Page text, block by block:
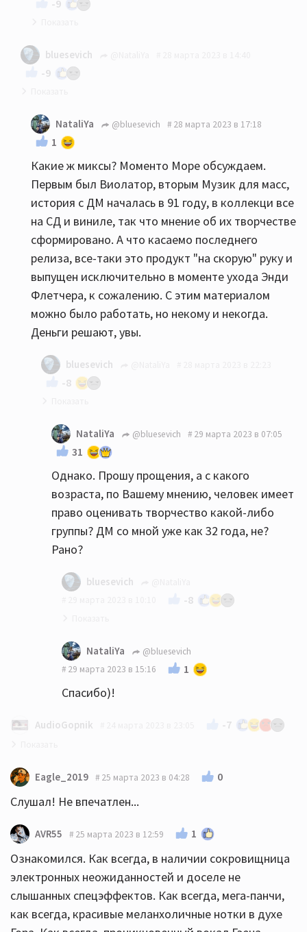
-9
Да и без Винса ДМ стал другим:)) У них так
всегда было - уходят люди и меняется стиль.
Подчас не в лучшую сторону.
bluesevich
-9
Ну если слушать ДМ в "миксах", то конечно музыки
там не будет... Какой первый альбом ДМ вам
понравился?
NataliYa @bluesevich 28 марта 2023 в 17:18
1
Какие ж миксы? Моменто Море обсуждаем.
Первым был Виолатор, вторым Музик для масс,
история с ДМ началась в 91 году, в коллекци все
на СД и виниле, так что мнение об их творчестве
сформировано. А что касаемо последнего
релиза, все-таки это продукт "на скорую" руку и
выпущен исключительно в моменте ухода Энди
Флетчера, к сожалению. С этим материалом
можно было работать, но некому и некогда.
Деньги решают, увы.
bluesevich
-8
У вас в профиле😁
ПС уж извините, но вы слишком молоды,
чтобы оценивать группу, которая существует
более, чем вы живёте на свете. Не сочтите за
грубость.
NataliYa @bluesevich 29 марта 2023 в 07:05
31
Однако. Прошу прощения, а с какого
возраста, по Вашему мнению, человек имеет
право оценивать творчество какой-либо
группы? ДМ со мной уже как 32 года, не?
Рано?
bluesevich
-8
Рано конечно😁 Тем более девушкам, как
известно, всегда 18☝️
NataliYa
@bluesevich
29 марта 2023 в 15:16
1
Спасибо)!
AudioGopnik -7
Депеша - красавцы! 👍👍👍
Eagle_2019 25 марта 2023 в 04:28 0
Слушал! Не впечатлен...
AVR55 25 марта 2023 в 12:59 1
Ознакомился. Как всегда, в наличии сокровищница
электронных неожиданностей и доселе не
слышанных спецэффектов. Как всегда, мега-панчи,
как всегда, красивые меланхоличные нотки в духе